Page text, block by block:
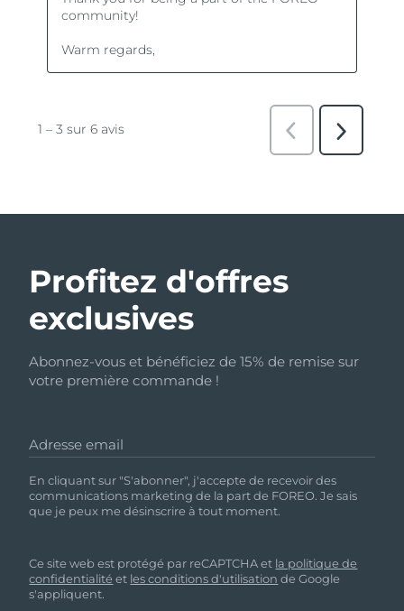
Profitez d'offres
exclusives
Abonnez-vous et bénéficiez de 15% de remise sur
votre première commande !
Adresse email
En cliquant sur "S'abonner", j'accepte de recevoir des
communications marketing de la part de FOREO. Je sais
que je peux me désinscrire à tout moment.
Ce site web est protégé par reCAPTCHA et la politique de
confidentialité et les conditions d'utilisation de Google
s'appliquent.